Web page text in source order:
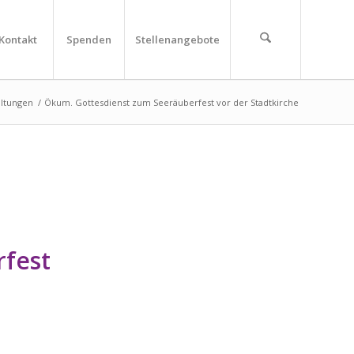
Kontakt Spenden Stellenangebote
/ Ökum. Gottesdienst zum Seeräuberfest vor der Stadtkirche